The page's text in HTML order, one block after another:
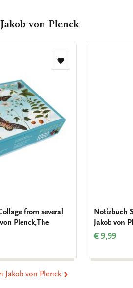
teilen
von Plenck
Zur
from several
Plenck,The
Notizbuch
Jakob von
€ 9,99
Jakob von Plenck